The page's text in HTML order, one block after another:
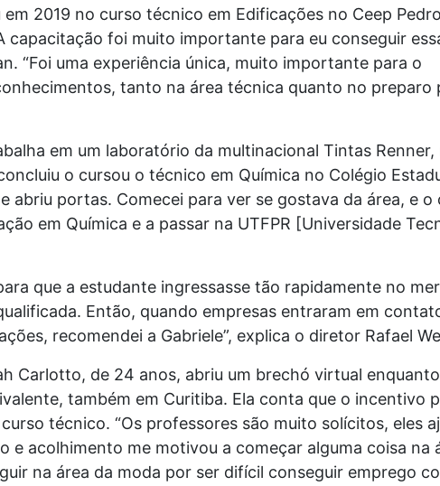
2019 no curso técnico em Edificações no Ceep
capacitação foi muito importante para eu conseguir
“Foi uma experiência única, muito importante para o
tanto na área técnica quanto no preparo
em um laboratório da multinacional Tintas
o cursou o técnico em Química no Colégio
abriu portas. Comecei para ver se gostava da área, e o
em Química e a passar na UTFPR [Universidade
que a estudante ingressasse tão rapidamente no
Então, quando empresas entraram em
recomendei a Gabriele”, explica o diretor Rafael
Carlotto, de 24 anos, abriu um brechó virtual
também em Curitiba. Ela conta que o incentivo
técnico. “Os professores são muito solícitos, eles
e acolhimento me motivou a começar alguma coisa na
na área da moda por ser difícil conseguir emprego